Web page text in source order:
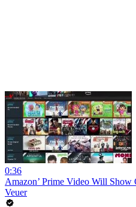
0:36
Amazon’ Prime Video Will Show
Veuer